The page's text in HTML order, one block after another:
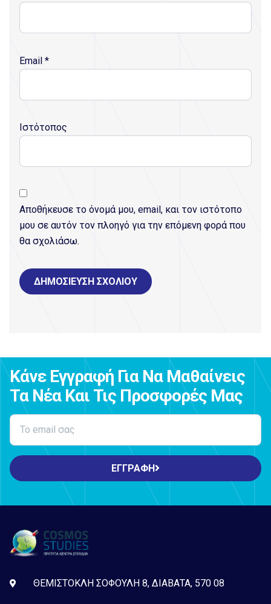
Email *
Ιστότοπος
Αποθήκευσε το όνομά μου, email, και τον ιστότοπο
μου σε αυτόν τον πλοηγό για την επόμενη φορά που
θα σχολιάσω.
Κάνε Εγγραφή Για Να Μαθαίνεις
Τα Νέα Και Τις Προσφορές Μας
ΕΓΓΡΑΦΗ
ΘΕΜΙΣΤΟΚΛΗ ΣΟΦΟΥΛΗ 8, ΔΙΑΒΑΤΑ, 570 08